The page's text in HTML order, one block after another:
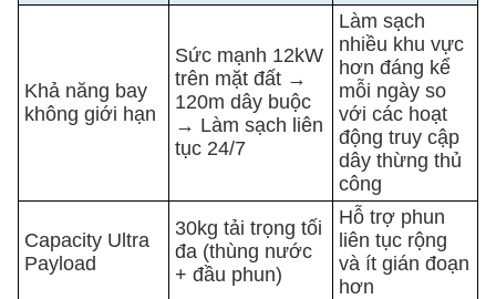
Khả năng bay
không giới hạn
Sức mạnh 12kW
trên mặt đất →
120m dây buộc
→ Làm sạch liên
tục 24/7
Làm sạch
nhiều khu vực
hơn đáng kể
mỗi ngày so
với các hoạt
động truy cập
dây thừng thủ
công
Capacity Ultra
Payload
30kg tải trọng tối
đa (thùng nước
+ đầu phun)
Hỗ trợ phun
liên tục rộng
và ít gián đoạn
hơn